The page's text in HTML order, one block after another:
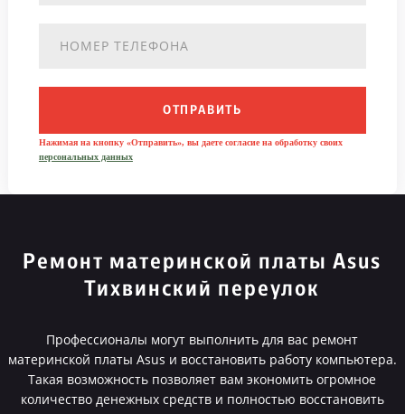
ОТПРАВИТЬ
Нажимая на кнопку «Отправить», вы даете согласие на обработку своих
персональных данных
Ремонт материнской платы Asus
Тихвинский переулок
Профессионалы могут выполнить для вас ремонт
материнской платы Asus и восстановить работу компьютера.
Такая возможность позволяет вам экономить огромное
количество денежных средств и полностью восстановить